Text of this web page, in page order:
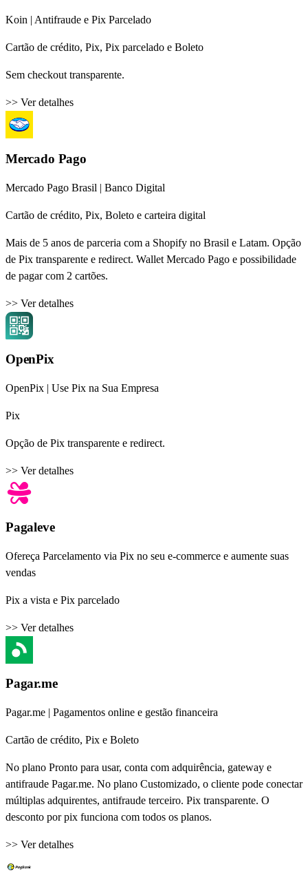
Koin | Antifraude e Pix Parcelado
Cartão de crédito, Pix, Pix parcelado e Boleto
Sem checkout transparente.
>> Ver detalhes
Mercado Pago
Mercado Pago Brasil | Banco Digital
Cartão de crédito, Pix, Boleto e carteira digital
Mais de 5 anos de parceria com a Shopify no Brasil e Latam. Opção
de Pix transparente e redirect. Wallet Mercado Pago e possibilidade
de pagar com 2 cartões.
>> Ver detalhes
OpenPix
OpenPix | Use Pix na Sua Empresa
Pix
Opção de Pix transparente e redirect.
>> Ver detalhes
Pagaleve
Ofereça Parcelamento via Pix no seu e-commerce e aumente suas
vendas
Pix a vista e Pix parcelado
>> Ver detalhes
Pagar.me
Pagar.me | Pagamentos online e gestão financeira
Cartão de crédito, Pix e Boleto
No plano Pronto para usar, conta com adquirência, gateway e
antifraude Pagar.me. No plano Customizado, o cliente pode conectar
múltiplas adquirentes, antifraude terceiro. Pix transparente. O
desconto por pix funciona com todos os planos.
>> Ver detalhes